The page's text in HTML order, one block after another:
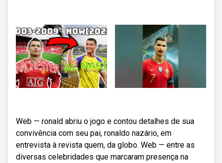
Web — ronald abriu o jogo e contou detalhes de sua
convivência com seu pai, ronaldo nazário, em
entrevista à revista quem, da globo. Web — entre as
diversas celebridades que marcaram presença na